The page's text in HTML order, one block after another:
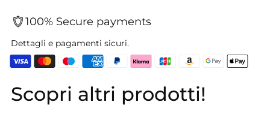
100% Secure payments
Dettagli e pagamenti sicuri.
Aggiungere
un
Scopri altri prodotti!